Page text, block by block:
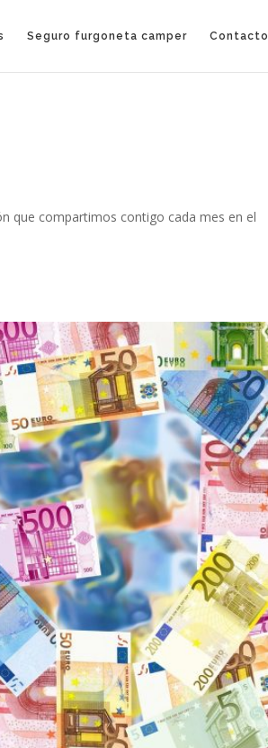
Seguro furgoneta camper Contacto
que compartimos contigo cada mes en el